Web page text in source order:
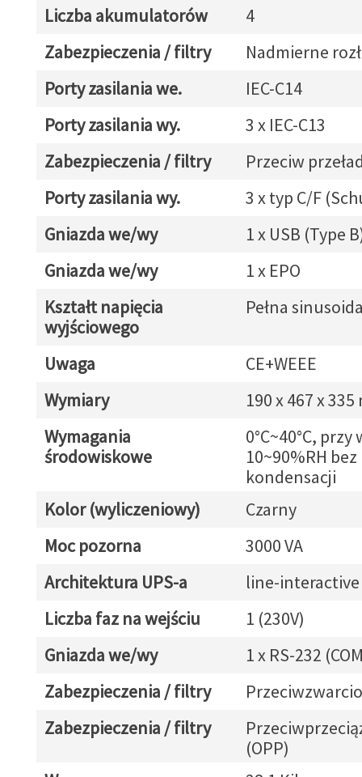
Liczba akumulatorów
4
Zabezpieczenia / filtry
Nadmierne
Porty zasilania we.
IEC-C14
Porty zasilania wy.
3 x IEC-C13
Zabezpieczenia / filtry
Przeciw
Porty zasilania wy.
3 x typ C/F
Gniazda we/wy
1 x USB (Type
Gniazda we/wy
1 x EPO
Kształt napięcia
wyjściowego
Pełna
Uwaga
CE+WEEE
Wymiary
190 x 467 x 335
Wymagania
środowiskowe
0°C~40°C,
10~90%RH bez
kondensacji
Kolor (wyliczeniowy)
Czarny
Moc pozorna
3000 VA
Architektura UPS-a
line-interactive
Liczba faz na wejściu
1 (230V)
Gniazda we/wy
1 x RS-232
Zabezpieczenia / filtry
Zabezpieczenia / filtry
(OPP)